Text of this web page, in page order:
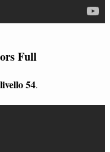
Full
54.